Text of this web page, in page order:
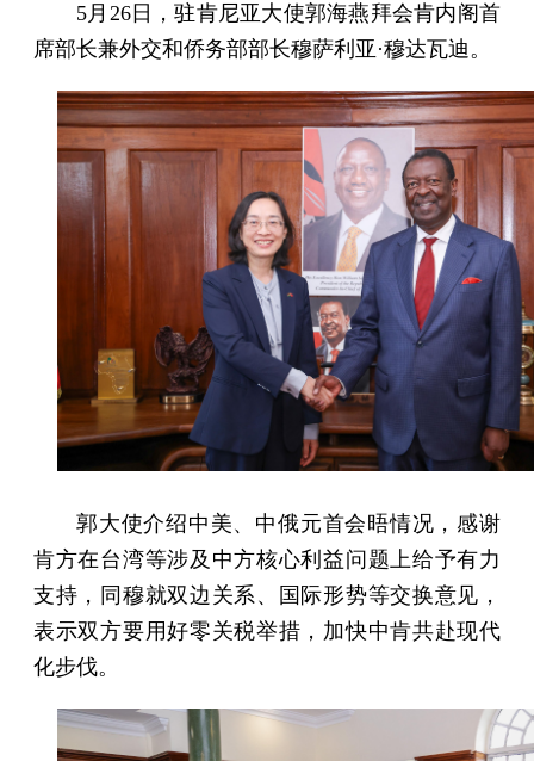
5月26日，驻肯尼亚大使郭海燕拜会肯内阁首
席部长兼外交和侨务部部长穆萨利亚·穆达瓦迪。
郭大使介绍中美、中俄元首会晤情况，感谢
肯方在台湾等涉及中方核心利益问题上给予有力
支持，同穆就双边关系、国际形势等交换意见，
表示双方要用好零关税举措，加快中肯共赴现代
化步伐。